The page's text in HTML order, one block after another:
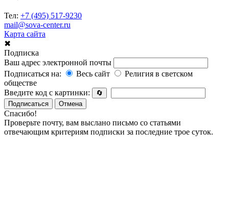
Тел: +7 (495) 517-9230
mail@sova-center.ru
Карта сайта
✖
Подписка
Ваш адрес электронной почты
Подписаться на:
Весь сайт
Религия в светском
обществе
Введите код с картинки:
🔄
Подписаться
Отмена
Спасибо!
Проверьте почту, вам выслано письмо со статьями
отвечающим критериям подписки за последние трое суток.